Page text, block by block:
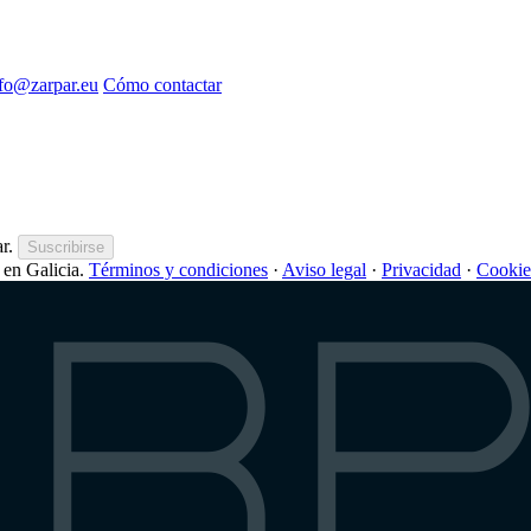
Cómo contactar
Suscribirse
Galicia. Términos y condiciones · Aviso legal · Privacidad ·